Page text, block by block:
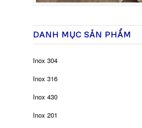
DANH MỤC SẢN PHẨM
Inox 304
Inox 316
Inox 430
Inox 201